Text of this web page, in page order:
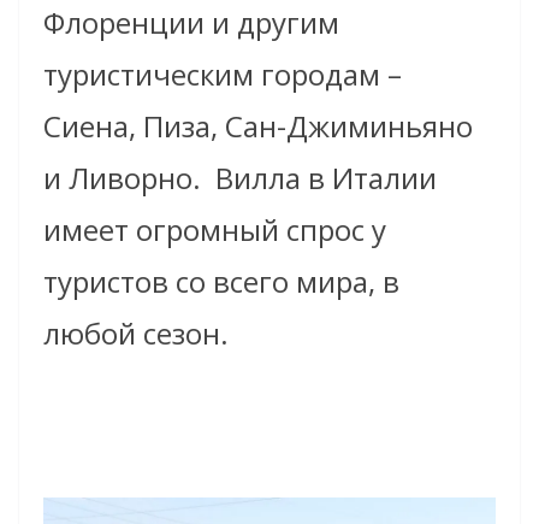
Флоренции и другим
туристическим городам –
Сиена, Пиза, Сан-Джиминьяно
и Ливорно. Вилла в Италии
имеет огромный спрос у
туристов со всего мира, в
любой сезон.